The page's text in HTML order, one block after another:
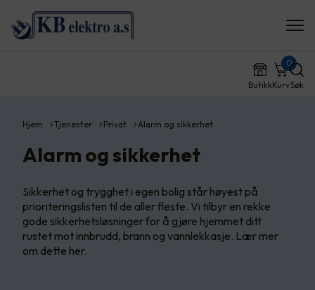
ButikkKurv
0
Søk
Hjem Tjenester Privat Alarm og sikkerhet
Alarm og sikkerhet
Sikkerhet og trygghet i egen bolig står høyest på
prioriteringslisten til de aller fleste. Vi tilbyr en rekke
gode sikkerhetsløsninger for å gjøre hjemmet ditt
rustet mot innbrudd, brann og vannlekkasje. Lær mer
om dette her.